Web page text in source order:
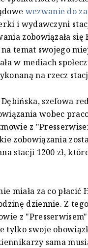
wezwanie do
i wydawczyni
zobowiązała się
temat swojego
w mediach
na rzecz
szefowa
wobec
z
zobowiązania
stacji 1200 zł,
miała za co
dziennie. Z
z
tylko swoje
sama